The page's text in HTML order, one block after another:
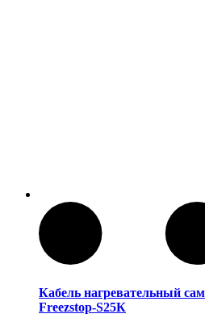
Кабель нагревательный
Freezstop-S25К